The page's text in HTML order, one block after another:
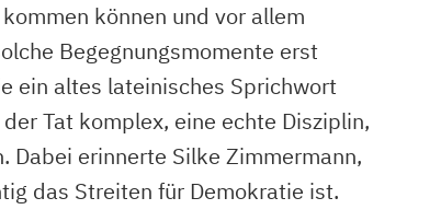
können und vor allem
Begegnungsmomente erst
ein altes lateinisches Sprichwort
Tat komplex, eine echte Disziplin,
erinnerte Silke Zimmermann,
das Streiten für Demokratie ist.